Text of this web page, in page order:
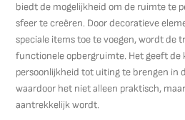
biedt de mogelijkheid om de ruimte te
sfeer te creëren. Door decoratieve
speciale items toe te voegen, wordt de
functionele opbergruimte. Het geeft de
persoonlijkheid tot uiting te brengen in
waardoor het niet alleen praktisch,
aantrekkelijk wordt.